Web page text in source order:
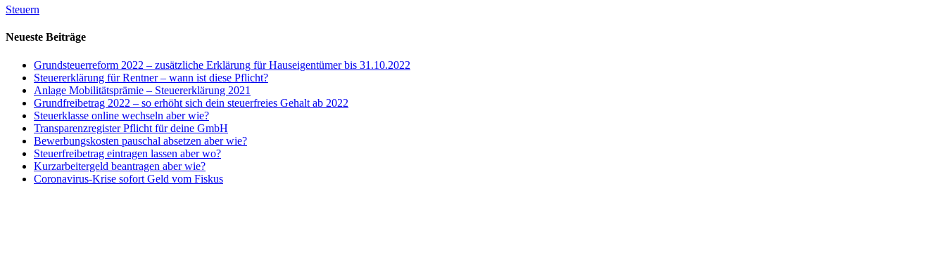
Steuern
Neueste Beiträge
Grundsteuerreform 2022 – zusätzliche Erklärung für Hauseigentümer bis 31.10.2022
Steuererklärung für Rentner – wann ist diese Pflicht?
Anlage Mobilitätsprämie – Steuererklärung 2021
Grundfreibetrag 2022 – so erhöht sich dein steuerfreies Gehalt ab 2022
Steuerklasse online wechseln aber wie?
Transparenzregister Pflicht für deine GmbH
Bewerbungskosten pauschal absetzen aber wie?
Steuerfreibetrag eintragen lassen aber wo?
Kurzarbeitergeld beantragen aber wie?
Coronavirus-Krise sofort Geld vom Fiskus